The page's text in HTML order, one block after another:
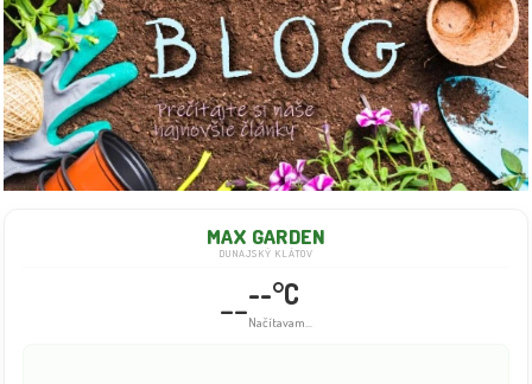
MAX GARDEN
DUNAJSKÝ KLÁTOV
----°C
Načítavam...